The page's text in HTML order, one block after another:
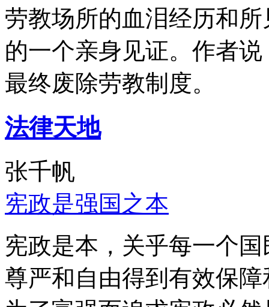
劳教场所的血泪经历和
的一个亲身见证。作者
最终废除劳教制度。
法律天地
张千帆
宪政是强国之本
宪政是本，关乎每一个
尊严和自由得到有效保